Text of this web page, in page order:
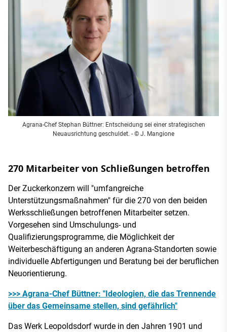
Agrana-Chef Stephan Büttner: Entscheidung sei einer strategischen
Neuausrichtung geschuldet. - © J. Mangione
270 Mitarbeiter von Schließungen betroffen
Der Zuckerkonzern will "umfangreiche
Unterstützungsmaßnahmen" für die 270 von den beiden
Werksschließungen betroffenen Mitarbeiter setzen.
Vorgesehen sind Umschulungs- und
Qualifizierungsprogramme, die Möglichkeit der
Weiterbeschäftigung an anderen Agrana-Standorten sowie
individuelle Abfertigungen und Beratung bei der beruflichen
Neuorientierung.
>>> Agrana-Chef Büttner: "Ideologien, die das Trennende
über das Gemeinsame stellen, sind gefährlich"
Das Werk Leopoldsdorf wurde in den Jahren 1901 und